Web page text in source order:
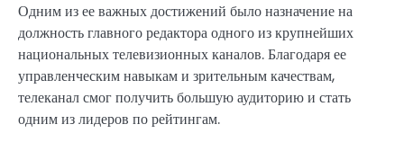
Одним из ее важных достижений было назначение на
должность главного редактора одного из крупнейших
национальных телевизионных каналов. Благодаря ее
управленческим навыкам и зрительным качествам,
телеканал смог получить большую аудиторию и стать
одним из лидеров по рейтингам.